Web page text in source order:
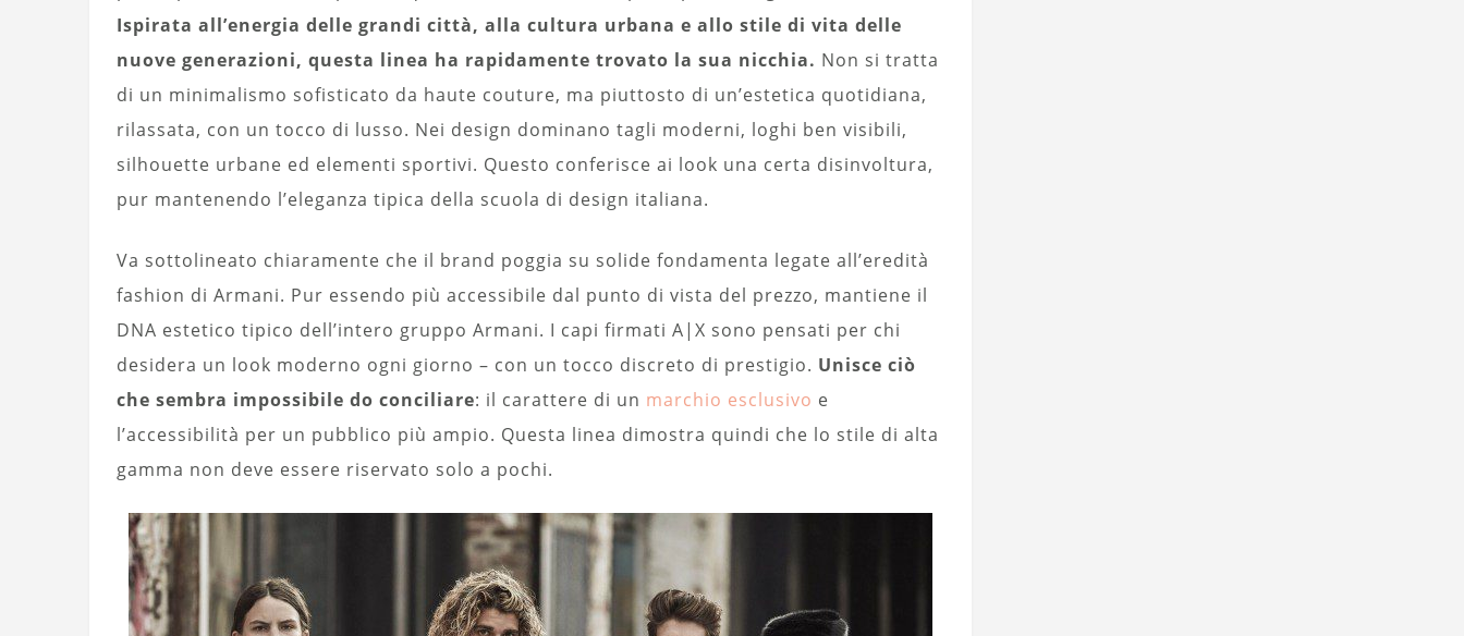
Ispirata all’energia delle grandi città, alla cultura urbana e allo stile di vita delle
nuove generazioni, questa linea ha rapidamente trovato la sua nicchia. Non si tratta
di un minimalismo sofisticato da haute couture, ma piuttosto di un’estetica quotidiana,
rilassata, con un tocco di lusso. Nei design dominano tagli moderni, loghi ben visibili,
silhouette urbane ed elementi sportivi. Questo conferisce ai look una certa disinvoltura,
pur mantenendo l’eleganza tipica della scuola di design italiana.
Va sottolineato chiaramente che il brand poggia su solide fondamenta legate all’eredità
fashion di Armani. Pur essendo più accessibile dal punto di vista del prezzo, mantiene il
DNA estetico tipico dell’intero gruppo Armani. I capi firmati A|X sono pensati per chi
desidera un look moderno ogni giorno – con un tocco discreto di prestigio. Unisce ciò
che sembra impossibile do conciliare: il carattere di un marchio esclusivo e
l’accessibilità per un pubblico più ampio. Questa linea dimostra quindi che lo stile di alta
gamma non deve essere riservato solo a pochi.